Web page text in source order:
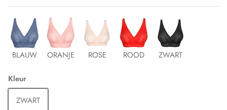
BLAUW ORANJE ROSE ROOD ZWART
Kleur
ZWART